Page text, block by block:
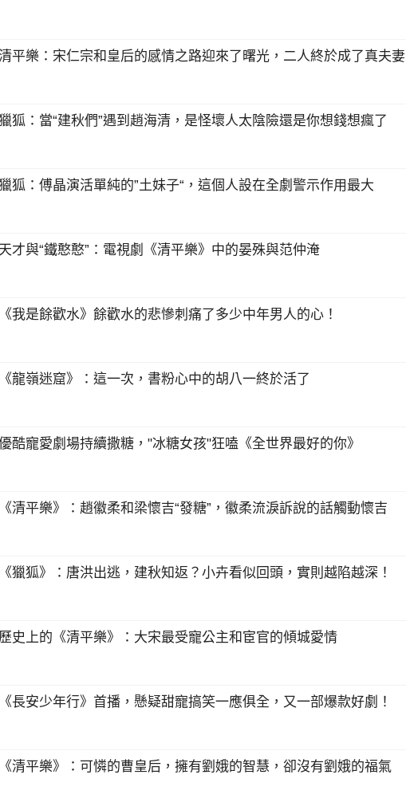
平樂：宋仁宗和皇后的感情之路迎來了曙光，二人終於成了真夫妻
狐：當“建秋們”遇到趙海清，是怪壞人太陰險還是你想錢想瘋了
狐：傅晶演活單純的”土妹子“，這個人設在全劇警示作用最大
天才與“鐵憨憨”：電視劇《清平樂》中的晏殊與范仲淹
《我是餘歡水》餘歡水的悲慘刺痛了多少中年男人的心！
《龍嶺迷窟》：這一次，書粉心中的胡八一終於活了
酷寵愛劇場持續撒糖，"冰糖女孩"狂嗑《全世界最好的你》
《清平樂》：趙徽柔和梁懷吉“發糖”，徽柔流淚訴說的話觸動懷吉
《獵狐》：唐洪出逃，建秋知返？小卉看似回頭，實則越陷越深！
歷史上的《清平樂》：大宋最受寵公主和宦官的傾城愛情
《長安少年行》首播，懸疑甜寵搞笑一應俱全，又一部爆款好劇！
《清平樂》：可憐的曹皇后，擁有劉娥的智慧，卻沒有劉娥的福氣